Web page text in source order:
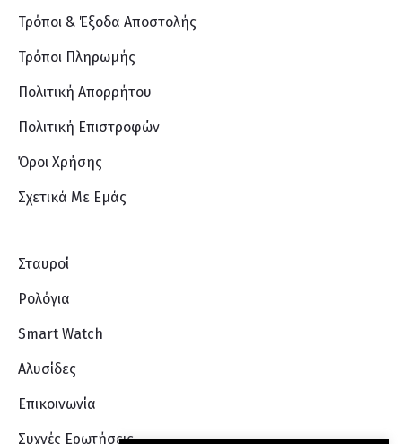
Τρόποι & Έξοδα Αποστολής
Τρόποι Πληρωμής
Πολιτική Απορρήτου
Πολιτική Επιστροφών
Όροι Χρήσης
Σχετικά Με Eμάς
Σταυροί
Ρολόγια
Smart Watch
Αλυσίδες
Επικοινωνία
Συχνές Ερωτήσεις